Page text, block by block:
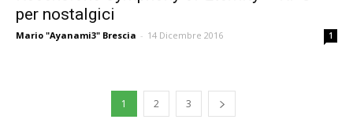
per nostalgici
Mario "Ayanami3" Brescia - 14 Dicembre 2016 1
1 2 3